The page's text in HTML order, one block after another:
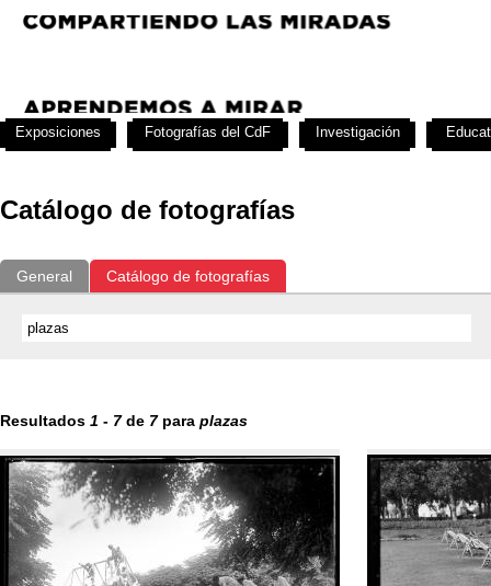
Catálogo de fotografías
General Catálogo de fotografías
Resultados 1 - 7de 7para plazas
Exposiciones Fotografías del CdF Investigación